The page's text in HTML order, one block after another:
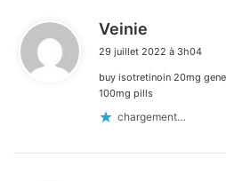
Veinie
t
:
29 juillet 2022 à 3h04
buy isotretinoin 20mg
100mg pills
chargement…